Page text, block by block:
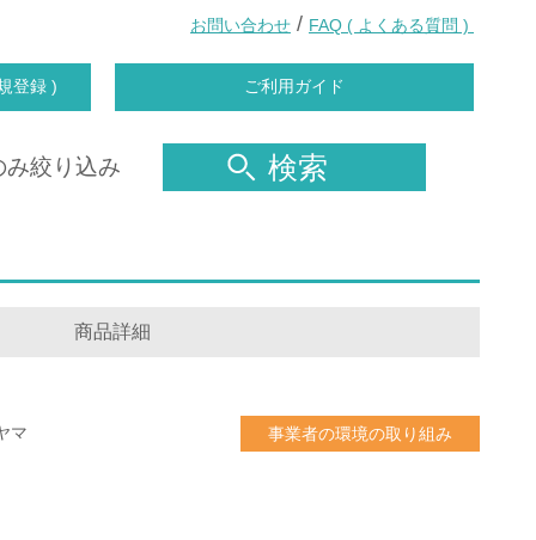
お問い合わせ / FAQ ( よくある質問 )
登録 ) ご利用ガイド
み絞り込み 検索
商品詳細
マ
事業者の環境の取り組み